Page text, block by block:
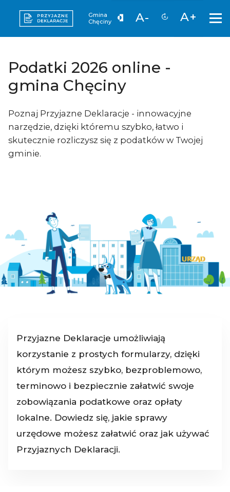
Gmina
Chęciny
A- A+
Podatki 2026 online -
gmina Chęciny
Poznaj Przyjazne Deklaracje - innowacyjne
narzędzie, dzięki któremu szybko, łatwo i
skutecznie rozliczysz się z podatków w Twojej
gminie.
Przyjazne Deklaracje umożliwiają
korzystanie z prostych formularzy, dzięki
którym możesz szybko, bezproblemowo,
terminowo i bezpiecznie załatwić swoje
zobowiązania podatkowe oraz opłaty
lokalne. Dowiedz się, jakie sprawy
urzędowe możesz załatwić oraz jak używać
Przyjaznych Deklaracji.